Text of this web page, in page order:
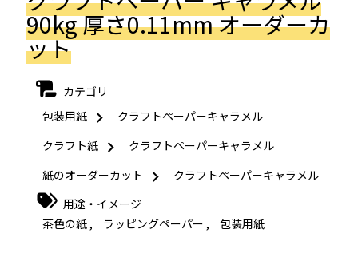
90kg 厚さ0.11mm オーダーカ
ット
カテゴリ
包装用紙
クラフトペーパーキャラメル
クラフト紙
クラフトペーパーキャラメル
紙のオーダーカット
クラフトペーパーキャラメル
用途・イメージ
茶色の紙 , ラッピングペーパー , 包装用紙